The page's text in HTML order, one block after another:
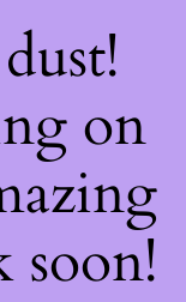
on
soon!